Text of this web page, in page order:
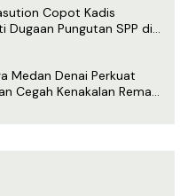
Copot Kadis
Pungutan SPP di
Medan Denai Perkuat
Cegah Kenakalan Remaja